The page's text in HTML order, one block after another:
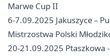
Marwe Cup II
6-7.09.2025 Jakuszyce –
Mistrzostwa Polski
20-21.09.2025 Ptaszkowa